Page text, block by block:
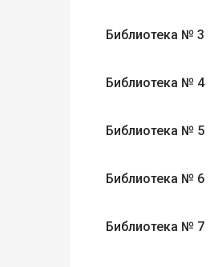
Библиотека № 3
Библиотека № 4
Библиотека № 5
Библиотека № 6
Библиотека № 7